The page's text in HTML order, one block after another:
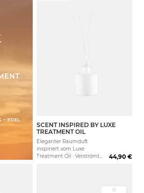
200 ml
SCENT INSPIRED BY LUXE
TREATMENT OIL
Eleganter Raumduft
inspiriert vom Luxe
Treatment Oil · Verströmt
44,90 €